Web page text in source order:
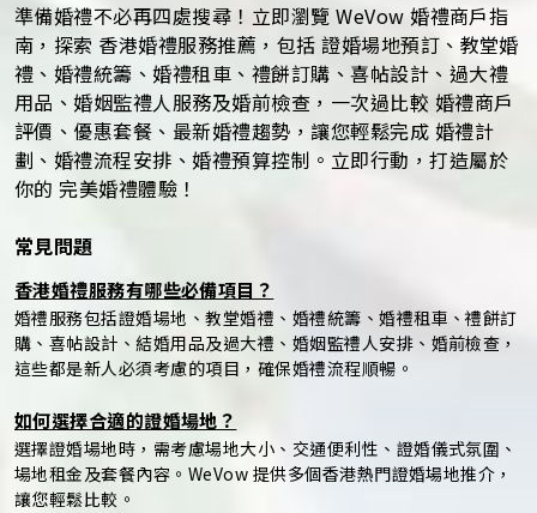
準備婚禮不必再四處搜尋！立即瀏覽 WeVow 婚禮商戶指
南，探索 香港婚禮服務推薦，包括 證婚場地預訂、教堂婚
禮、婚禮統籌、婚禮租車、禮餅訂購、喜帖設計、過大禮
用品、婚姻監禮人服務及婚前檢查，一次過比較 婚禮商戶
評價、優惠套餐、最新婚禮趨勢，讓您輕鬆完成 婚禮計
劃、婚禮流程安排、婚禮預算控制。立即行動，打造屬於
你的 完美婚禮體驗！
常見問題
香港婚禮服務有哪些必備項目？
婚禮服務包括證婚場地、教堂婚禮、婚禮統籌、婚禮租車、禮餅訂
購、喜帖設計、結婚用品及過大禮、婚姻監禮人安排、婚前檢查，
這些都是新人必須考慮的項目，確保婚禮流程順暢。
如何選擇合適的證婚場地？
選擇證婚場地時，需考慮場地大小、交通便利性、證婚儀式氛圍、
場地租金及套餐內容。WeVow 提供多個香港熱門證婚場地推介，
讓您輕鬆比較。